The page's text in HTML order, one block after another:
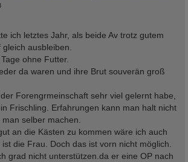
ich letztes Jahr, als beide Av trotz gutem
ausbleiben.
ohne Futter.
da waren und ihre Brut souverän groß
Forengrmeinschaft sehr viel gelernt habe,
Frischling. Erfahrungen kann man halt nicht
selber machen.
an die Kästen zu kommen wäre ich auch
die Frau. Doch das ist vorn nicht möglich.
grad nicht unterstützen.da er eine OP nach